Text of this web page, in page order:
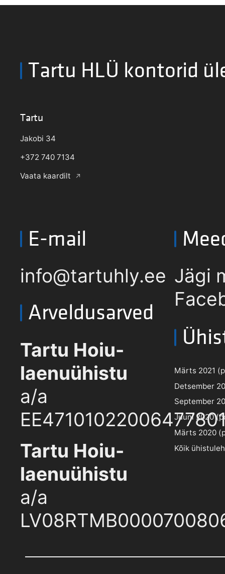
Tartu HLÜ kontorid
Tartu
Jakobi 34
+372 740 7134
Vaata kaardilt
E-mail
info@tartuhly.ee
Arveldusarved
Tartu Hoiu-
laenuühistu
a/a
Tartu Hoiu-
laenuühistu
a/a
Jägi
Märts 2021
Detsember
September
Juuni 2020
Märts 2020
Kõik